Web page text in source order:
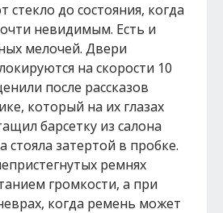
до состояния, когда
невидимым. Есть и
мелочей. Двери
на скорости 10
после рассказов
который на их глазах
барсетку из салона
затертой в пробке.
ремнях
громкости, а при
когда ремень может